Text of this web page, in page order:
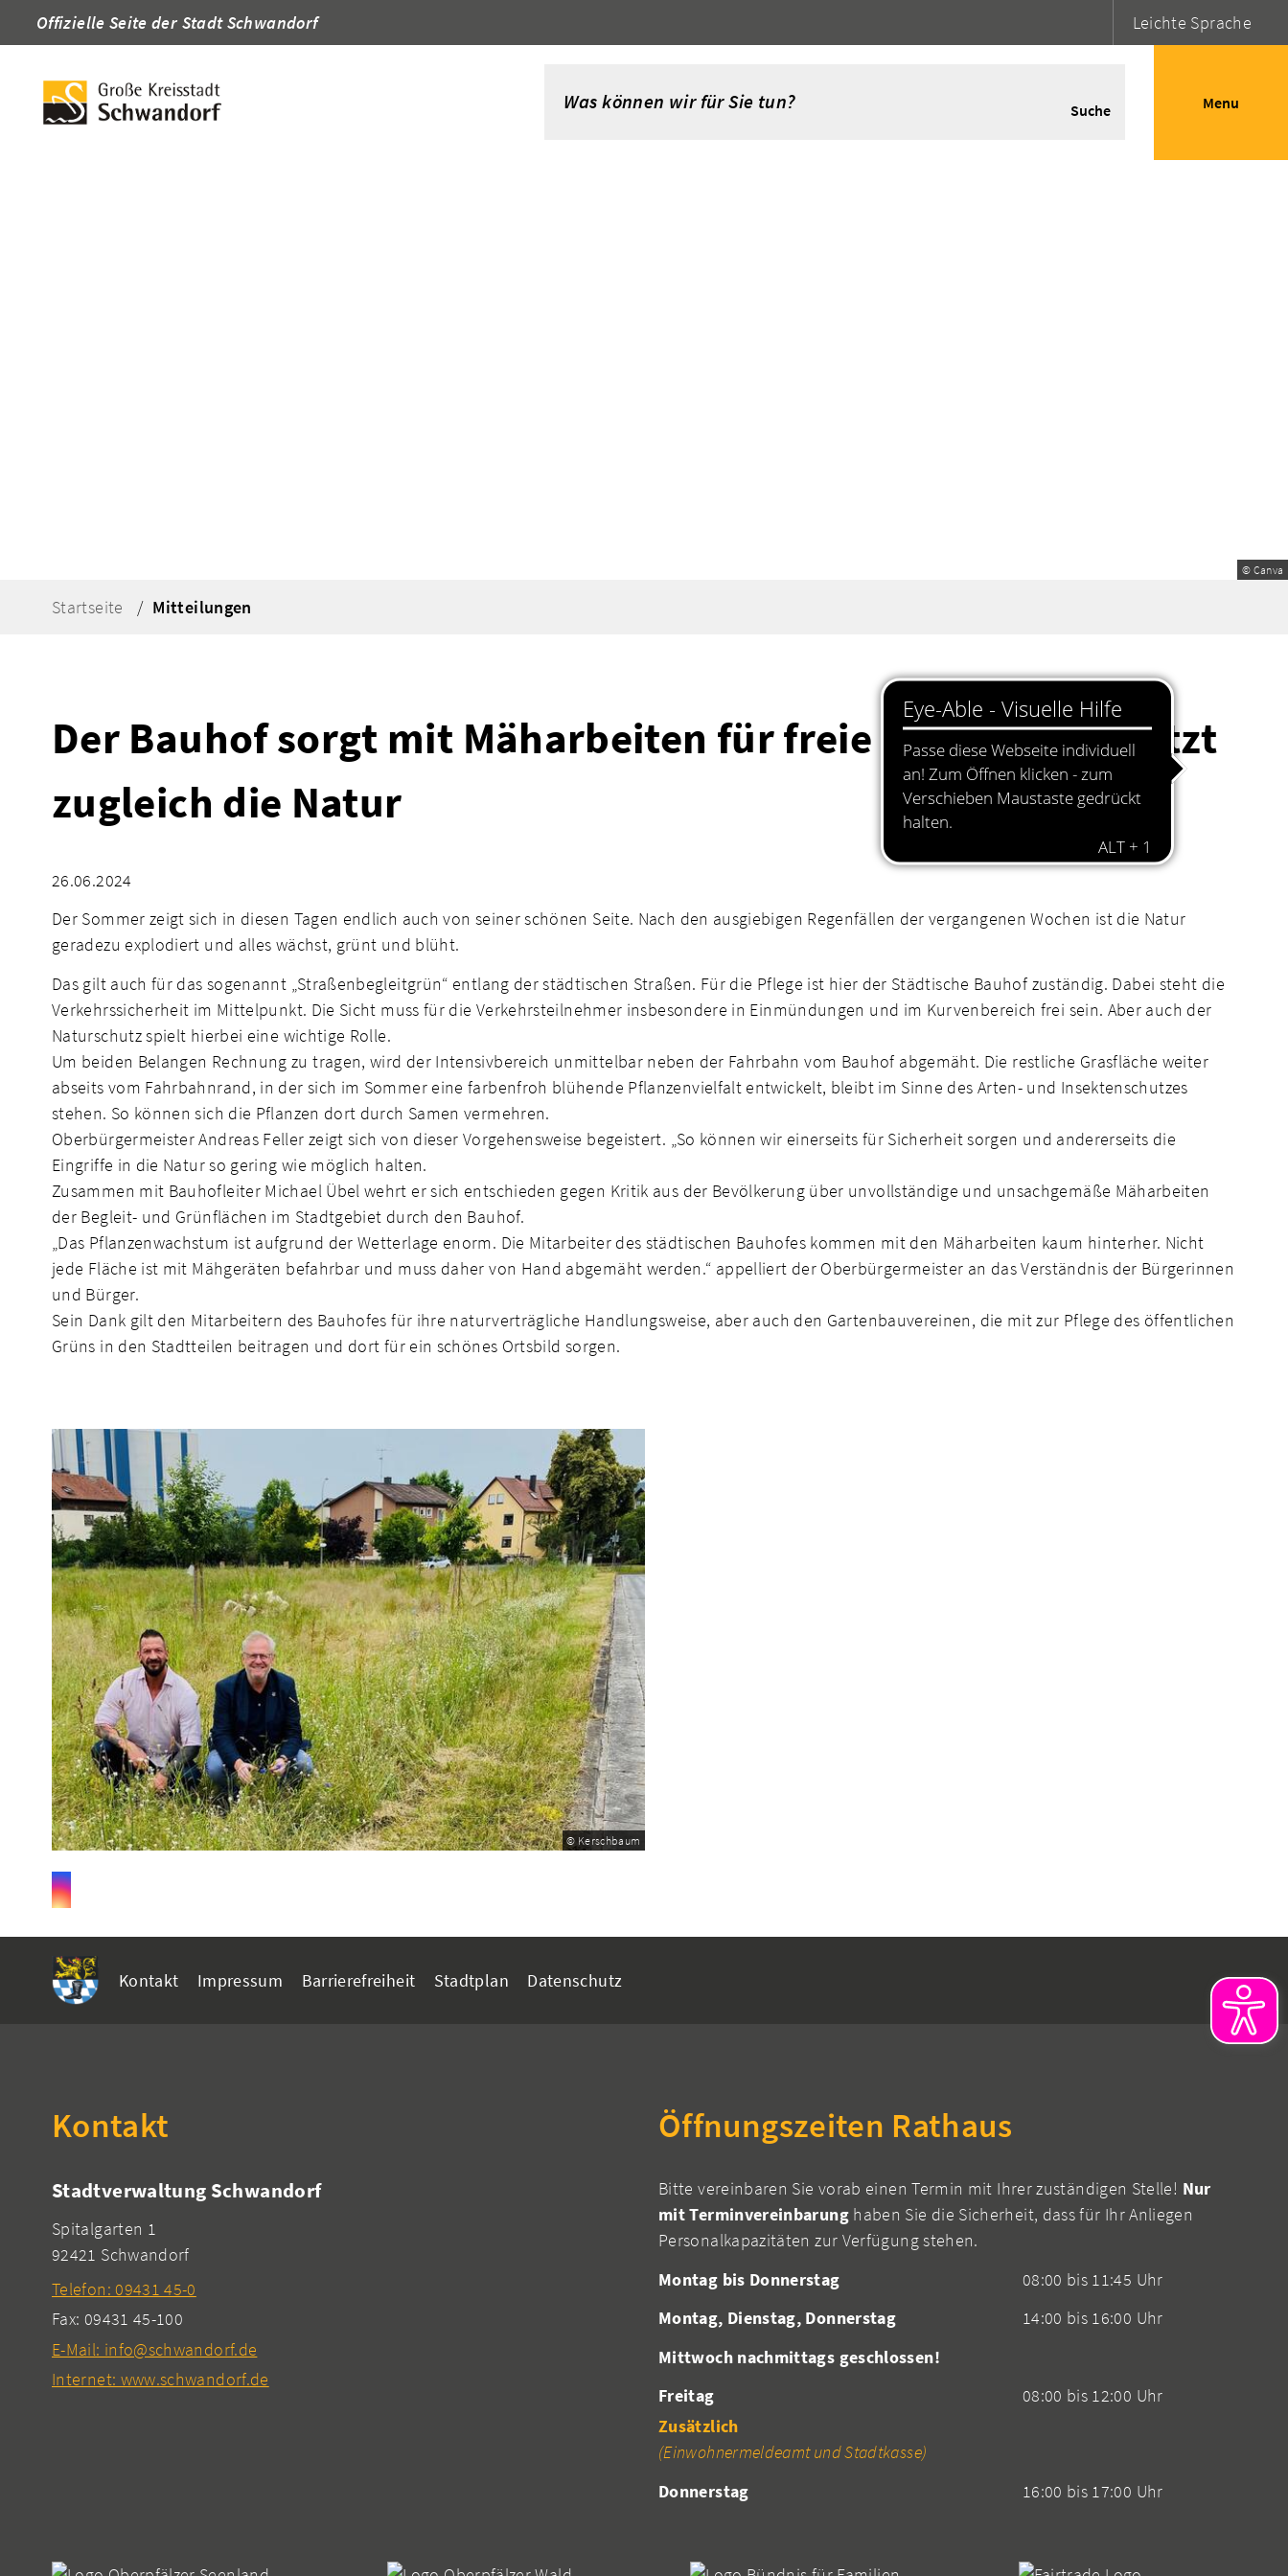
Offizielle Seite der Stadt Schwandorf Leichte Sprache
Suche Menu
© Canva
Startseite Mitteilungen
Der Bauhof sorgt mit Mäharbeiten für freie Sicht und schützt
zugleich die Natur
26.06.2024
Der Sommer zeigt sich in diesen Tagen endlich auch von seiner schönen Seite. Nach den ausgiebigen Regenfällen der vergangenen Wochen ist die Natur
geradezu explodiert und alles wächst, grünt und blüht.
Das gilt auch für das sogenannt „Straßenbegleitgrün“ entlang der städtischen Straßen. Für die Pflege ist hier der Städtische Bauhof zuständig. Dabei steht die
Verkehrssicherheit im Mittelpunkt. Die Sicht muss für die Verkehrsteilnehmer insbesondere in Einmündungen und im Kurvenbereich frei sein. Aber auch der
Naturschutz spielt hierbei eine wichtige Rolle.
Um beiden Belangen Rechnung zu tragen, wird der Intensivbereich unmittelbar neben der Fahrbahn vom Bauhof abgemäht. Die restliche Grasfläche weiter
abseits vom Fahrbahnrand, in der sich im Sommer eine farbenfroh blühende Pflanzenvielfalt entwickelt, bleibt im Sinne des Arten- und Insektenschutzes
stehen. So können sich die Pflanzen dort durch Samen vermehren.
Oberbürgermeister Andreas Feller zeigt sich von dieser Vorgehensweise begeistert. „So können wir einerseits für Sicherheit sorgen und andererseits die
Eingriffe in die Natur so gering wie möglich halten.
Zusammen mit Bauhofleiter Michael Übel wehrt er sich entschieden gegen Kritik aus der Bevölkerung über unvollständige und unsachgemäße Mäharbeiten
der Begleit- und Grünflächen im Stadtgebiet durch den Bauhof.
„Das Pflanzenwachstum ist aufgrund der Wetterlage enorm. Die Mitarbeiter des städtischen Bauhofes kommen mit den Mäharbeiten kaum hinterher. Nicht
jede Fläche ist mit Mähgeräten befahrbar und muss daher von Hand abgemäht werden.“ appelliert der Oberbürgermeister an das Verständnis der Bürgerinnen
und Bürger.
Sein Dank gilt den Mitarbeitern des Bauhofes für ihre naturverträgliche Handlungsweise, aber auch den Gartenbauvereinen, die mit zur Pflege des öffentlichen
Grüns in den Stadtteilen beitragen und dort für ein schönes Ortsbild sorgen.
© Kerschbaum
Kontakt Impressum Barrierefreiheit Stadtplan Datenschutz
Kontakt
Stadtverwaltung Schwandorf
Spitalgarten 1
92421 Schwandorf
Telefon: 09431 45-0
Fax: 09431 45-100
E-Mail: info@schwandorf.de
Internet: www.schwandorf.de
Öffnungszeiten Rathaus
Bitte vereinbaren Sie vorab einen Termin mit Ihrer zuständigen Stelle! Nur
mit Terminvereinbarunghaben Sie die Sicherheit, dass für Ihr Anliegen
Personalkapazitäten zur Verfügung stehen.
Montag bis Donnerstag
Montag, Dienstag, Donnerstag
Mittwoch nachmittags geschlossen!
08:00 bis 11:45 Uhr
14:00 bis 16:00 Uhr
Freitag
08:00 bis 12:00 Uhr
Zusätzlich
(Einwohnermeldeamt und Stadtkasse)
Donnerstag
16:00 bis 17:00 Uhr